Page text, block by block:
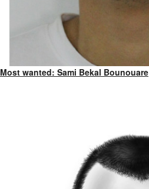
Most wanted: Sami Bekal Bounouare